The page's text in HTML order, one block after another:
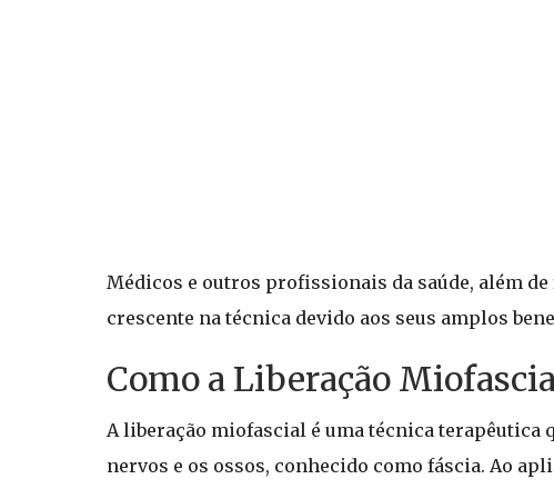
Médicos e outros profissionais da saúde, além
crescente na técnica devido aos seus amplos
Como a Liberação
A liberação miofascial é uma técnica terapêutica
nervos e os ossos, conhecido como fáscia. Ao